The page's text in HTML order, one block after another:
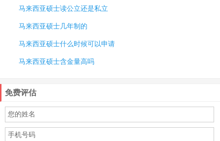
马来西亚硕士读公立还是私立
马来西亚硕士几年制的
马来西亚硕士什么时候可以申请
马来西亚硕士含金量高吗
免费评估